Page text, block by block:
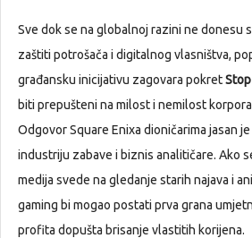
Sve dok se na globalnoj razini ne donesu
zaštiti potrošača i digitalnog vlasništva,
građansku inicijativu zagovara pokret
biti prepušteni na milost i nemilost
Odgovor Square Enixa dioničarima jasan
industriju zabave i biznis analitičare. Ako
medija svede na gledanje starih najava i
gaming bi mogao postati prva grana
profita dopušta brisanje vlastitih korijena.